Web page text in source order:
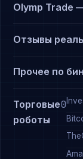
Olymp Trade
Отзывы
Прочее по
Торговые
роботы
0